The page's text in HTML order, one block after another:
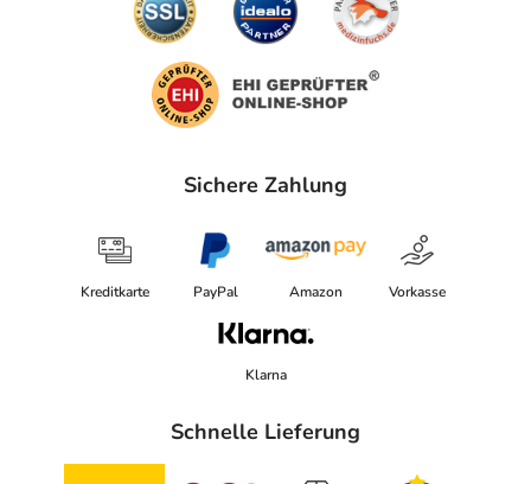
Sichere Zahlung
Kreditkarte PayPal Amazon Vorkasse
Klarna
Schnelle Lieferung